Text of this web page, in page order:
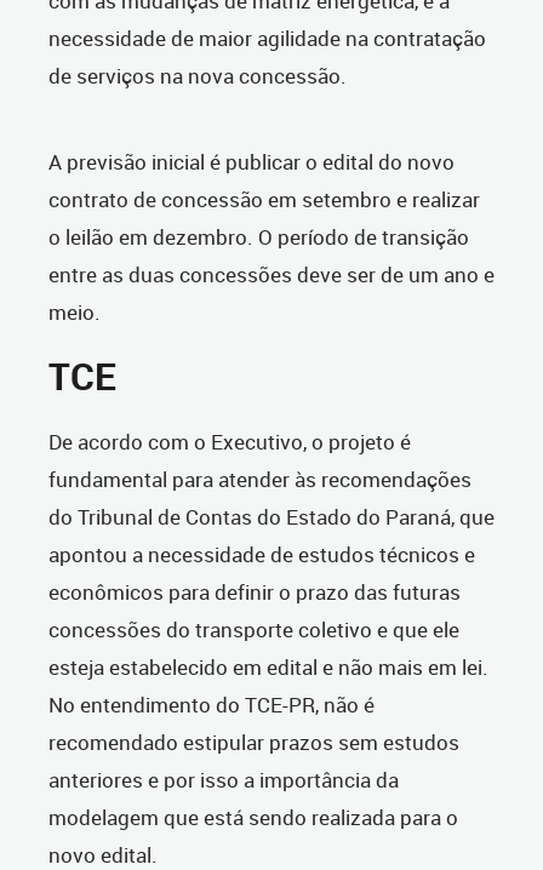
necessidade de maior agilidade na contratação
de serviços na nova concessão.
A previsão inicial é publicar o edital do novo
contrato de concessão em setembro e realizar
o leilão em dezembro. O período de transição
entre as duas concessões deve ser de um ano e
meio.
TCE
De acordo com o Executivo, o projeto é
fundamental para atender às recomendações
do Tribunal de Contas do Estado do Paraná, que
apontou a necessidade de estudos técnicos e
econômicos para definir o prazo das futuras
concessões do transporte coletivo e que ele
esteja estabelecido em edital e não mais em lei.
No entendimento do TCE-PR, não é
recomendado estipular prazos sem estudos
anteriores e por isso a importância da
modelagem que está sendo realizada para o
novo edital.